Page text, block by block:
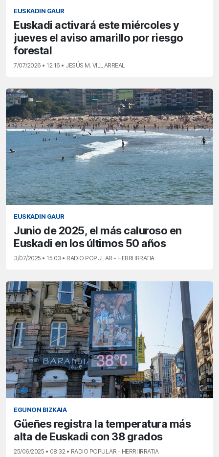
EUSKADIN GAUR
Euskadi activará este miércoles y
jueves el aviso amarillo por riesgo
forestal
7/07/2026 • 12:16 • JESÚS M. VILLARREAL
EUSKADIN GAUR
Junio de 2025, el más caluroso en
Euskadi en los últimos 50 años
3/07/2025 • 15:03 • RADIO POPULAR - HERRI IRRATIA
EGUNON BIZKAIA
Güeñes registra la temperatura más
alta de Euskadi con 38 grados
25/06/2025 • 08:32 • RADIO POPULAR - HERRI IRRATIA